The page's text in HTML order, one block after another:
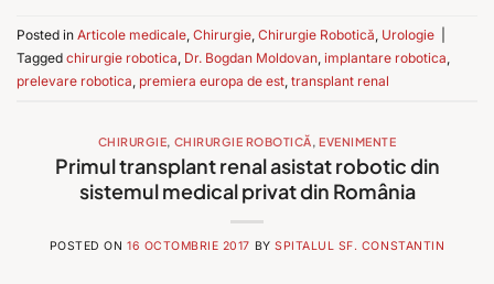
Posted in Articole medicale, Chirurgie, Chirurgie Robotică, Urologie
Tagged chirurgie robotica, Dr. Bogdan Moldovan, implantare robotica,
prelevare robotica, premiera europa de est, transplant renal
CHIRURGIE, CHIRURGIE ROBOTICĂ,EVENIMENTE
Primul transplant renal asistat robotic din
sistemul medical privat din România
POSTED ON16 OCTOMBRIE 2017 BYSPITALUL SF. CONSTANTIN